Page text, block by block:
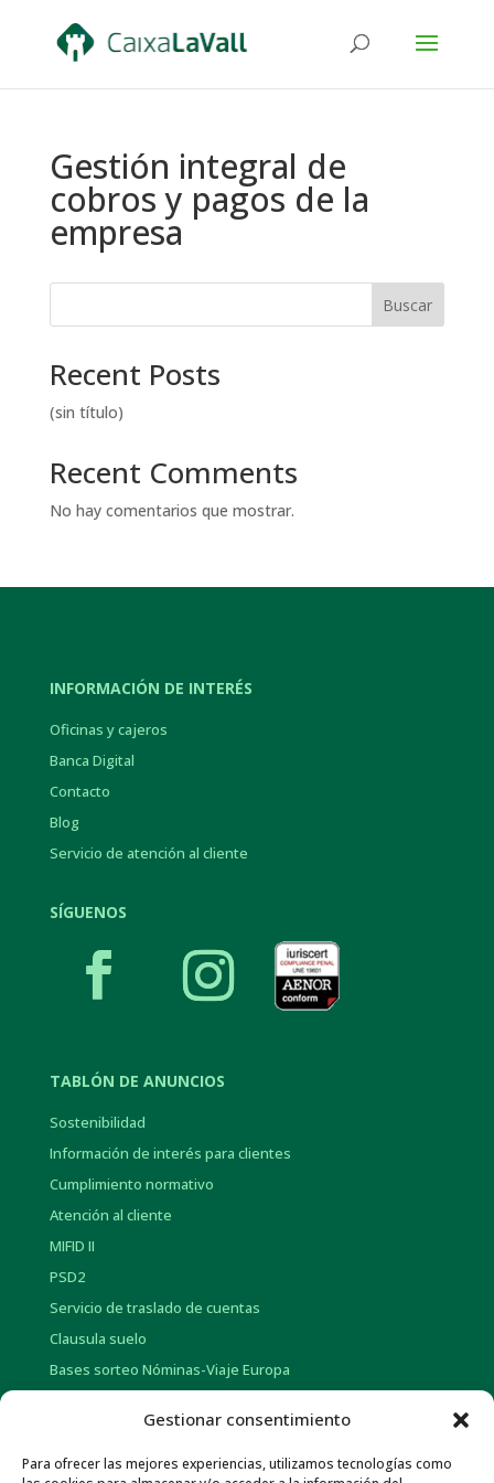
Gestionar consentimiento
Para ofrecer las mejores experiencias, utilizamos tecnologías como
Gestión integral de
cobros y pagos de la
empresa
Buscar
Recent Posts
(sin título)
Recent Comments
No hay comentarios que mostrar.
INFORMACIÓN DE INTERÉS
Oficinas y cajeros
Banca Digital
Contacto
Blog
Servicio de atención al cliente
SÍGUENOS
TABLÓN DE ANUNCIOS
Sostenibilidad
Información de interés para clientes
Cumplimiento normativo
Atención al cliente
MIFID II
PSD2
Servicio de traslado de cuentas
Clausula suelo
Bases sorteo Nóminas-Viaje Europa
INFORMACIÓN CORPORATIVA